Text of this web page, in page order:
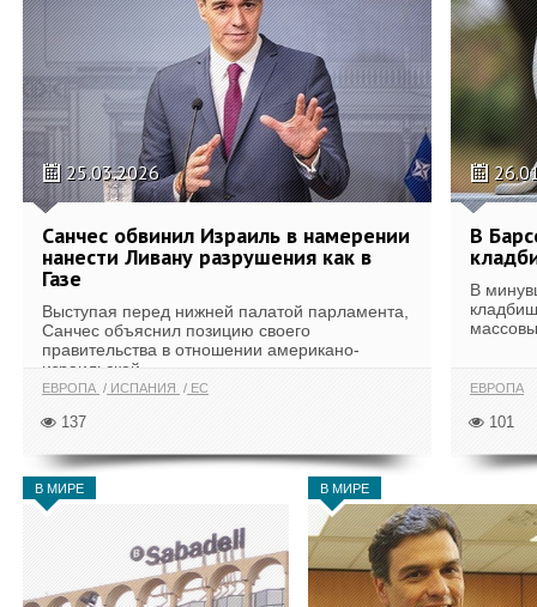
25.03.2026
Санчес обвинил Израиль в намерении
нанести Ливану разрушения как в
Газе
Выступая перед нижней палатой парламента,
Санчес объяснил позицию своего
правительства в отношении американо-
израильской...
ЕВРОПА ИСПАНИЯ ЕС
137
В
В
ЕВРОПА
101
В МИРЕ В МИРЕ